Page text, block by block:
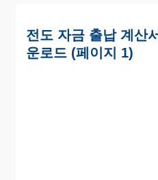
전도 자금 출납 계산
운로드 (페이지 1)